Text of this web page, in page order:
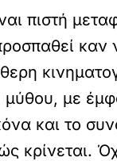
πιστή
καν
με
και το
κρίνεται.